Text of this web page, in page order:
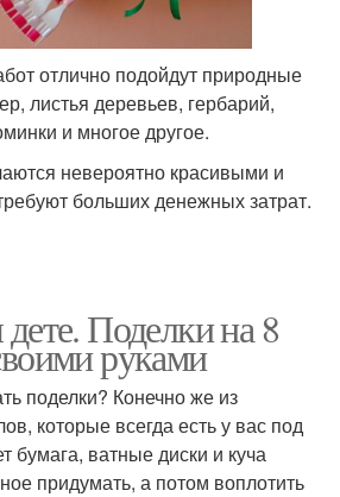
отлично подойдут природные
листья деревьев, гербарий,
и многое другое.
невероятно красивыми и
больших денежных затрат.
Поделки на 8
руками
поделки? Конечно же из
которые всегда есть у вас под
бумага, ватные диски и куча
придумать, а потом воплотить